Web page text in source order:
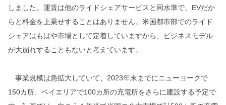
しました。運賃は他のライドシェアサービスと同水準で、EVだか
らと料金を上乗せすることはありません。米国都市部でのライド
シェアはもはや市場として定着していますから、ビジネスモデル
が大崩れすることもないと考えています。
事業規模は急拡大していて、2023年末までにニューヨークで
150カ所、ベイエリアで100カ所の充電所をさらに建設する予定で